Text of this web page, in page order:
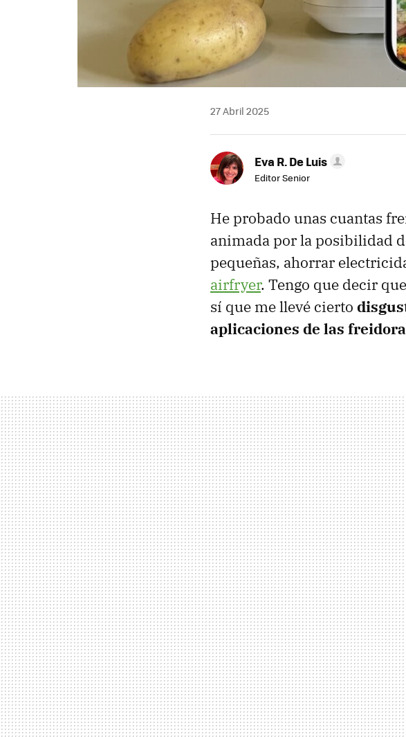
27 Abril 2025
Eva R. De Luis
Editor Senior
He probado unas cuantas
animada por la posibilidad
pequeñas, ahorrar
airfryer. Tengo que decir
sí que me llevé cierto
aplicaciones de las